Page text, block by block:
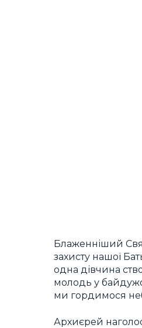
Блаженніший
захисту нашої
одна дівчина
молодь у
ми гордимося
Архиєрей